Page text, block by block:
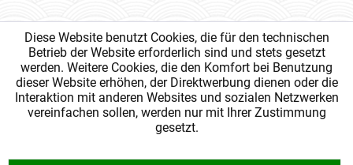
Diese Website benutzt Cookies, die für den technischen
Betrieb der Website erforderlich sind und stets gesetzt
werden. Weitere Cookies, die den Komfort bei Benutzung
dieser Website erhöhen, der Direktwerbung dienen oder die
Interaktion mit anderen Websites und sozialen Netzwerken
vereinfachen sollen, werden nur mit Ihrer Zustimmung
gesetzt.